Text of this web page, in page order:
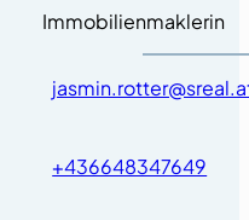
Immobilienmaklerin
+436648347649